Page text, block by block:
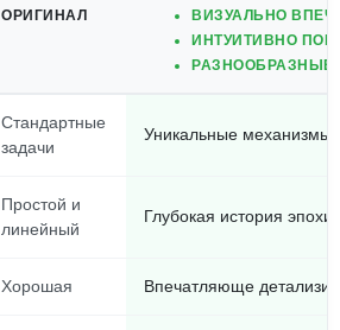
ОРИГИНАЛ
ВИЗУАЛЬНО
ИНТУИТИВНО
Стандартные
задачи
Уникальные механизмы
Простой и
линейный
Глубокая история эпохи
Хорошая Впечатляюще